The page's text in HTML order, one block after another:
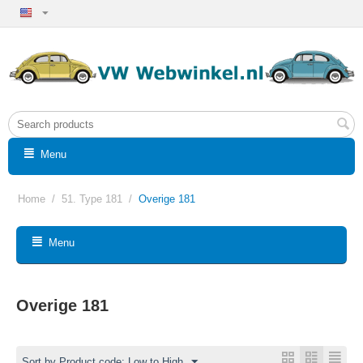
Menu
Home / 51. Type 181 / Overige 181
Menu
Overige 181